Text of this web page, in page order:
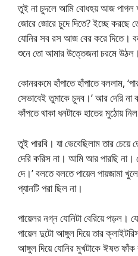
তুই না চুদলে আমি বোধহয় আজ পাগল
জোরে জোরে চুদে দিতে? ইচ্ছে করছে
যোনির সব রস আজ বের করে দিতে।
শুনে তো আমার উত্তেজনা চরমে উঠল।
কোনরকমে হাঁপাতে হাঁপাতে বললাম,
সেভাবেই তুমাকে চুদব।’ আর দেরি না
কাঁপতে থাকা ধনটাকে হাতের মুঠোয়
তুই পারবি। যা ভেবেছিলাম তার
দেরি করিস না। আমি আর পারছি না।
দে।’ বলতে বলতে পায়েল পায়জামা
প্যানটি পরা ছিল না।
পায়েলর নগ্ন যোনিটা বেরিয়ে পড়ল।
পায়েল দুটো আঙ্গুল দিয়ে তার
আঙ্গুল দিয়ে যোনির মুখটাকে ঈষত